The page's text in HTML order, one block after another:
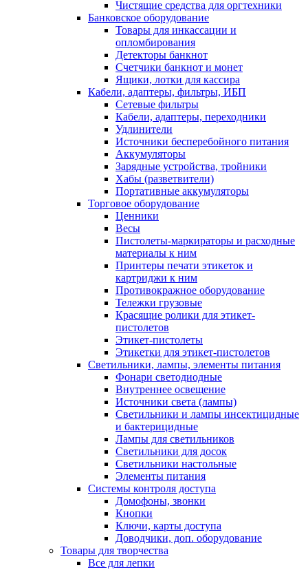
Чистящие средства для оргтехники
Банковское оборудование
Товары для инкассации и
опломбирования
Детекторы банкнот
Счетчики банкнот и монет
Ящики, лотки для кассира
Кабели, адаптеры, фильтры, ИБП
Сетевые фильтры
Кабели, адаптеры, переходники
Удлинители
Источники бесперебойного питания
Аккумуляторы
Зарядные устройства, тройники
Хабы (разветвители)
Портативные аккумуляторы
Торговое оборудование
Ценники
Весы
Пистолеты-маркираторы и расходные
материалы к ним
Принтеры печати этикеток и
картриджи к ним
Противокражное оборудование
Тележки грузовые
Красящие ролики для этикет-
пистолетов
Этикет-пистолеты
Этикетки для этикет-пистолетов
Светильники, лампы, элементы питания
Фонари светодиодные
Внутреннее освещение
Источники света (лампы)
Светильники и лампы инсектицидные
и бактерицидные
Лампы для светильников
Светильники для досок
Светильники настольные
Элементы питания
Системы контроля доступа
Домофоны, звонки
Кнопки
Ключи, карты доступа
Доводчики, доп. оборудование
Товары для творчества
Все для лепки